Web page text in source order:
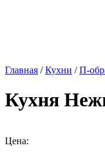
Главная /Кухни /П-
Кухня
Цена: